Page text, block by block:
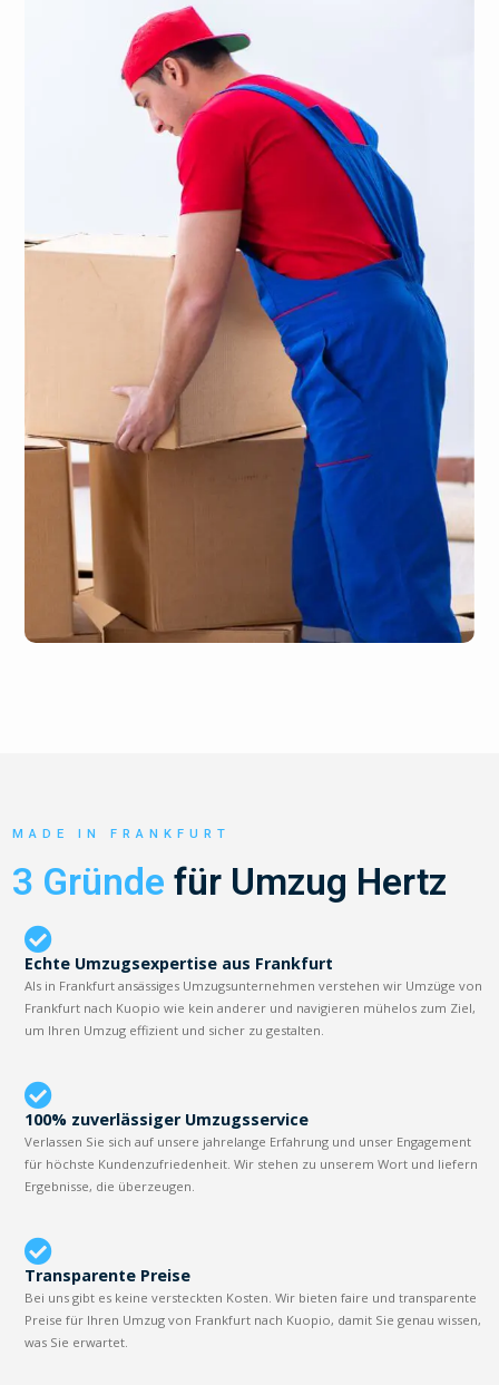
MADE IN FRANKFURT
3 Gründe für Umzug Hertz
Echte Umzugsexpertise aus Frankfurt
Als in Frankfurt ansässiges Umzugsunternehmen verstehen wir Umzüge von
Frankfurt nach Kuopio wie kein anderer und navigieren mühelos zum Ziel,
um Ihren Umzug effizient und sicher zu gestalten.
100% zuverlässiger Umzugsservice
Verlassen Sie sich auf unsere jahrelange Erfahrung und unser Engagement
für höchste Kundenzufriedenheit. Wir stehen zu unserem Wort und liefern
Ergebnisse, die überzeugen.
Transparente Preise
Bei uns gibt es keine versteckten Kosten. Wir bieten faire und transparente
Preise für Ihren Umzug von Frankfurt nach Kuopio, damit Sie genau wissen,
was Sie erwartet.